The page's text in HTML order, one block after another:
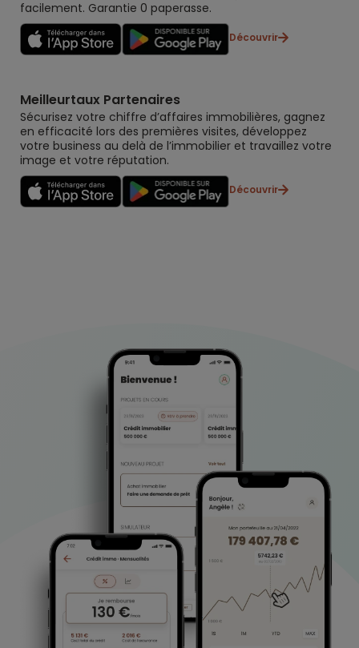
facilement. Garantie 0 paperasse.
Découvrir
Meilleurtaux Partenaires
Sécurisez votre chiffre d’affaires immobilières, gagnez
en efficacité lors des premières visites, développez
votre business au delà de l’immobilier et travaillez votre
image et votre réputation.
Découvrir